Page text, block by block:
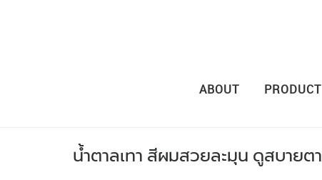
ABOUT PRODUCT
น้ำตาลเทา สีผมสวยละมุน ดูสบายตา